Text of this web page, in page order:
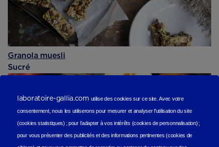
Granola muesli
Sucré
laboratoire-gallia.com utilise des cookies sur ce site.Avec votre
consentement, nous les utiliseronspour mesurer et analyser l'utilisation du site
(cookies statistiques) ;pour l'adapter à vos intérêts (cookies de personnalisation) ;
pour vous présenter des publicités et des informations pertinentes (cookies de